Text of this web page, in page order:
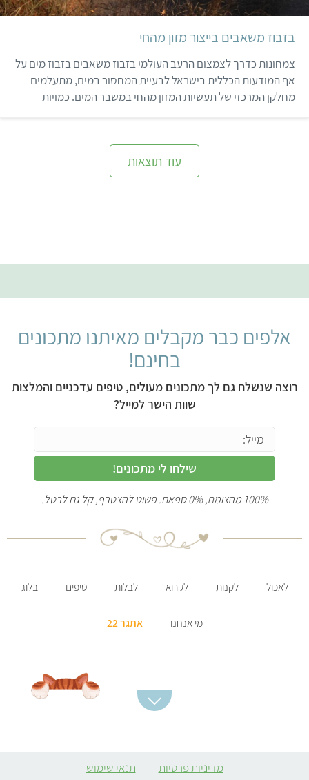
במשך כל השלבים של מחזור
בזבוז משאבים בייצור מזון מהחי
צמחונות כדרך לצמצום הרעב העולמי בזבוז משאבים בזבוז מים על
אף המודעות הכללית בישראל לבעיית המחסור במים, מתעלמים
מחלקן המרכזי של תעשיות המזון מהחי במשבר המים. כמויות
עוד תוצאות
אלפים כבר מקבלים מאיתנו מתכונים
בחינם!
רוצה שנשלח גם לך מתכונים מעולים, טיפים עדכניים והמלצות
שוות הישר למייל?
שילחו לי מתכונים!
100% מהצומח, 0% ספאם. פשוט להצטרף, קל גם לבטל.
לאכול לקנות לקרוא לבלות טיפים בלוג
מי אנחנו אתגר 22
קובה סלק
מדיניות פרטיות תנאי שימוש